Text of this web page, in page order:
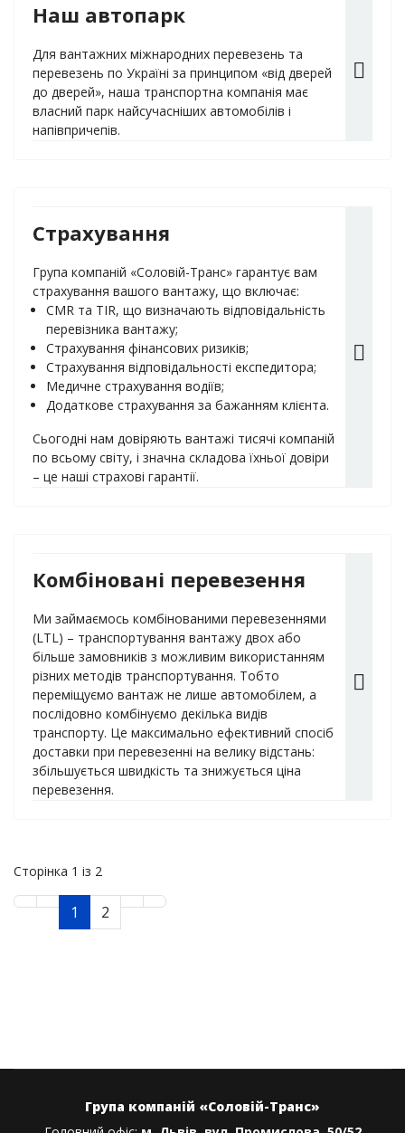
Наш автопарк
Для вантажних міжнародних перевезень та
перевезень по Україні за принципом «від дверей
до дверей», наша транспортна компанія має
власний парк найсучасніших автомобілів і
напівпричепів.
Страхування
Група компаній «Соловій-Транс» гарантує вам
страхування вашого вантажу, що включає:
CMR та TIR, що визначають відповідальність
перевізника вантажу;
Страхування фінансових ризиків;
Страхування відповідальності експедитора;
Медичне страхування водіїв;
Додаткове страхування за бажанням клієнта.
Сьогодні нам довіряють вантажі тисячі компаній
по всьому світу, і значна складова їхньої довіри
– це наші страхові гарантії.
Комбіновані перевезення
Ми займаємось комбінованими перевезеннями
(LTL) – транспортування вантажу двох або
більше замовників з можливим використанням
різних методів транспортування. Тобто
переміщуємо вантаж не лише автомобілем, а
послідовно комбінуємо декілька видів
транспорту. Це максимально ефективний спосіб
доставки при перевезенні на велику відстань:
збільшується швидкість та знижується ціна
перевезення.
Сторінка 1 із 2
1 2
Група компаній «Соловій-Транс»